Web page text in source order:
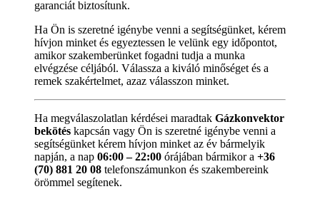
garanciát biztosítunk.
Ha Ön is szeretné igénybe venni a segítségünket, kérem
hívjon minket és egyeztessen le velünk egy időpontot,
amikor szakemberünket fogadni tudja a munka
elvégzése céljából. Válassza a kiváló minőséget és a
remek szakértelmet, azaz válasszon minket.
Ha megválaszolatlan kérdései maradtak Gázkonvektor
bekötés kapcsán vagy Ön is szeretné igénybe venni a
segítségünket kérem hívjon minket az év bármelyik
napján, a nap 06:00 – 22:00 órájában bármikor a +36
(70) 881 20 08 telefonszámunkon és szakembereink
örömmel segítenek.